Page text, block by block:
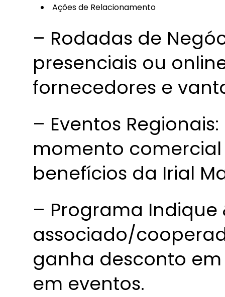
Ações de Relacionamento
– Rodadas de
presenciais ou
fornecedores e
– Eventos
momento
benefícios da Irial
– Programa Indique
associado/
ganha desconto
em eventos.